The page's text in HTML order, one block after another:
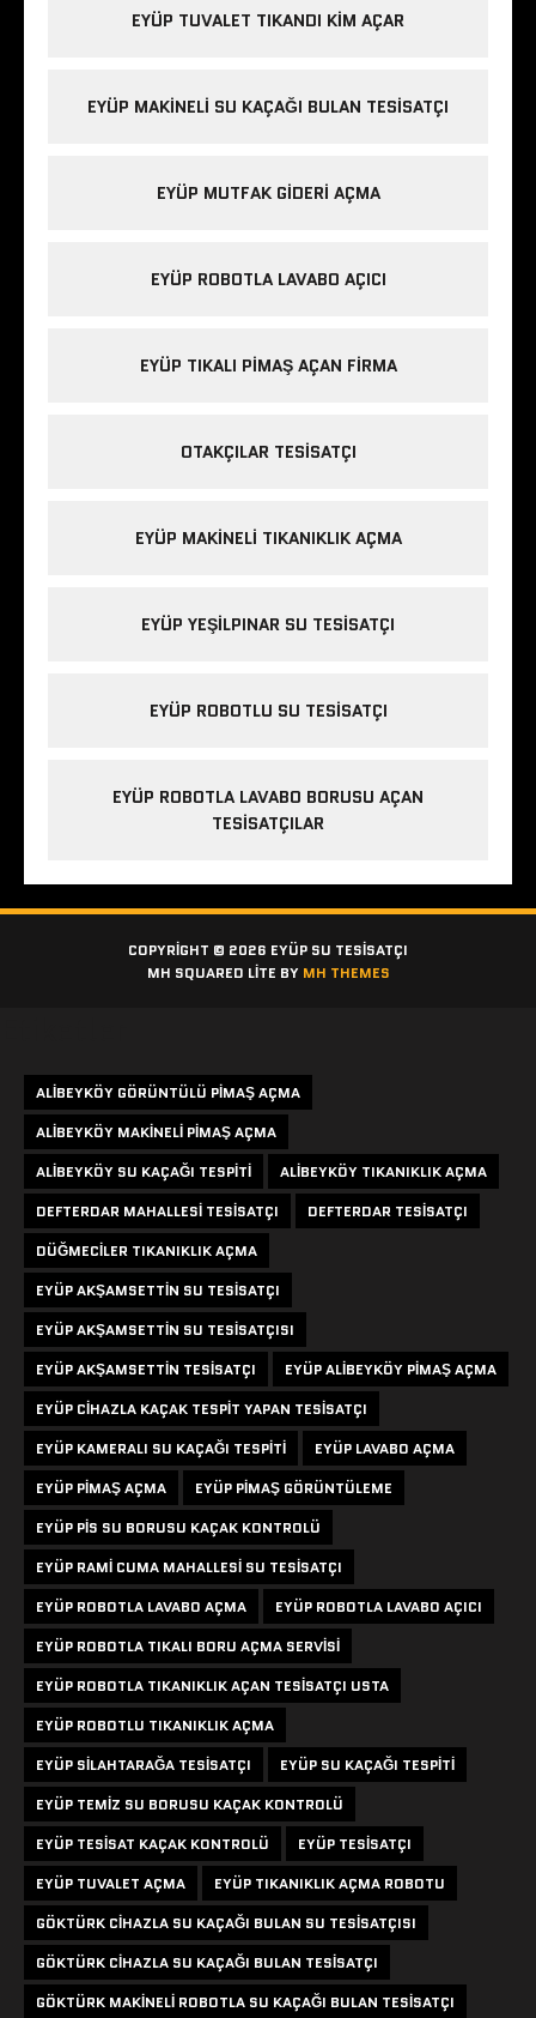
EYÜP TUVALET TIKANDI KIM AÇAR
EYÜP MAKINELI SU KAÇAĞI BULAN TESISATÇI
EYÜP MUTFAK GIDERI AÇMA
EYÜP ROBOTLA LAVABO AÇICI
EYÜP TIKALI PIMAŞ AÇAN FIRMA
OTAKÇILAR TESISATÇI
EYÜP MAKINELI TIKANIKLIK AÇMA
EYÜP YEŞILPINAR SU TESISATÇI
EYÜP ROBOTLU SU TESISATÇI
EYÜP ROBOTLA LAVABO BORUSU AÇAN
TESISATÇILAR
COPYRIGHT © 2026 EYÜP SU TESISATÇI
MH SQUARED LITE BY MH THEMES
ALIBEYKÖY GÖRÜNTÜLÜ PIMAŞ AÇMA
ALIBEYKÖY MAKINELI PIMAŞ AÇMA
ALIBEYKÖY SU KAÇAĞI TESPITI
ALIBEYKÖY TIKANIKLIK AÇMA
DEFTERDAR MAHALLESI TESISATÇI
DEFTERDAR TESISATÇI
DÜĞMECILER TIKANIKLIK AÇMA
EYÜP AKŞAMSETTIN SU TESISATÇI
EYÜP AKŞAMSETTIN SU TESISATÇISI
EYÜP AKŞAMSETTIN TESISATÇI
EYÜP ALIBEYKÖY PIMAŞ AÇMA
EYÜP CIHAZLA KAÇAK TESPIT YAPAN TESISATÇI
EYÜP KAMERALI SU KAÇAĞI TESPITI
EYÜP LAVABO AÇMA
EYÜP PIMAŞ AÇMA
EYÜP PIMAŞ GÖRÜNTÜLEME
EYÜP PIS SU BORUSU KAÇAK KONTROLÜ
EYÜP RAMI CUMA MAHALLESI SU TESISATÇI
EYÜP ROBOTLA LAVABO AÇMA
EYÜP ROBOTLA LAVABO AÇICI
EYÜP ROBOTLA TIKALI BORU AÇMA SERVISI
EYÜP ROBOTLA TIKANIKLIK AÇAN TESISATÇI USTA
EYÜP ROBOTLU TIKANIKLIK AÇMA
EYÜP SILAHTARAĞA TESISATÇI
EYÜP SU KAÇAĞI TESPITI
EYÜP TEMIZ SU BORUSU KAÇAK KONTROLÜ
EYÜP TESISAT KAÇAK KONTROLÜ
EYÜP TESISATÇI
EYÜP TUVALET AÇMA
EYÜP TIKANIKLIK AÇMA ROBOTU
GÖKTÜRK CIHAZLA SU KAÇAĞI BULAN SU TESISATÇISI
GÖKTÜRK CIHAZLA SU KAÇAĞI BULAN TESISATÇI
GÖKTÜRK MAKINELI ROBOTLA SU KAÇAĞI BULAN TESISATÇI